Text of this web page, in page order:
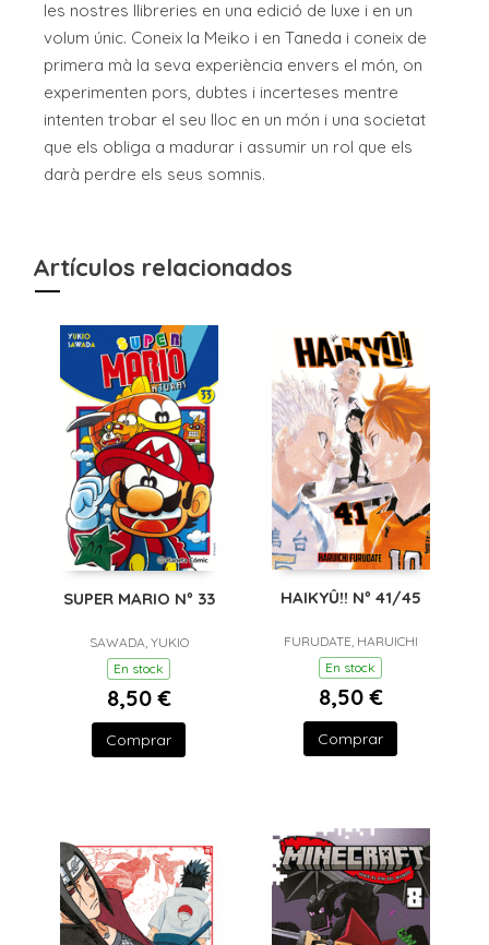
les nostres llibreries en una edició de luxe i en un
volum únic. Coneix la Meiko i en Taneda i coneix de
primera mà la seva experiència envers el món, on
experimenten pors, dubtes i incerteses mentre
intenten trobar el seu lloc en un món i una societat
que els obliga a madurar i assumir un rol que els
darà perdre els seus somnis.
Artículos relacionados
SUPER MARIO Nº 33
SAWADA, YUKIO
En stock
8,50 €
Comprar
HAIKYÛ!! Nº 41/45
FURUDATE, HARUICHI
En stock
8,50 €
Comprar